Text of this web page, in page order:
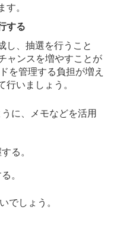
す。
する
し、抽選を行うこと
ャンスを増やすことが
を管理する負担が増え
行いましょう。
に、メモなどを活用
る。
。
でしょう。